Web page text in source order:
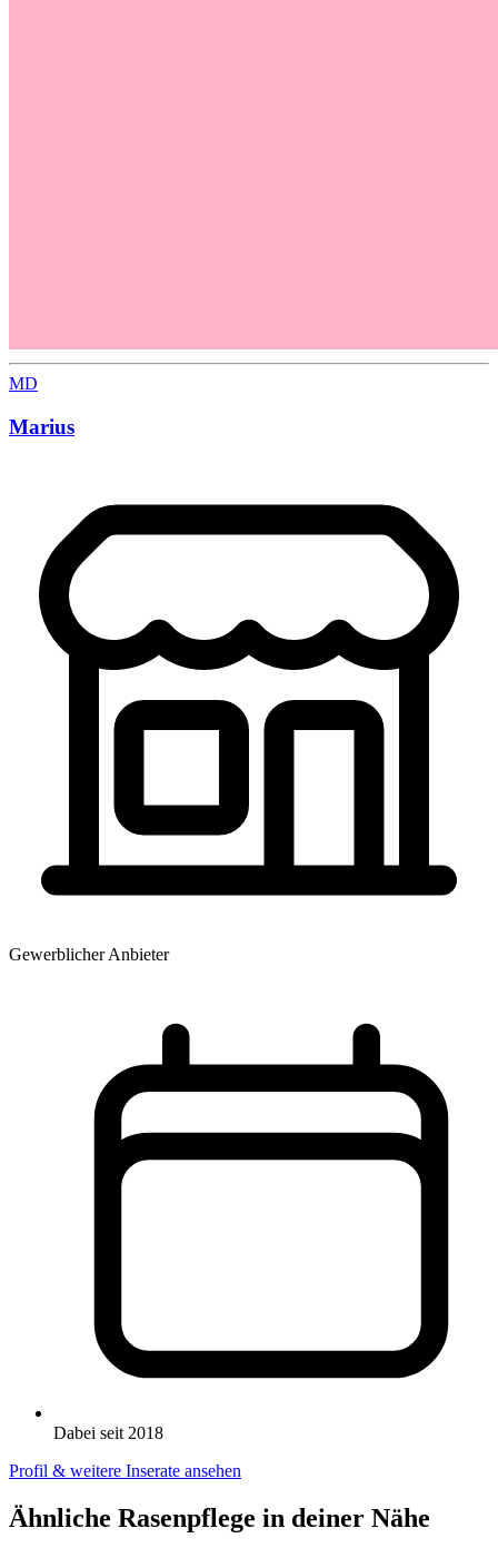
MD
Marius
Gewerblicher Anbieter
Dabei seit 2018
Profil & weitere Inserate ansehen
Ähnliche Rasenpflege in deiner Nähe